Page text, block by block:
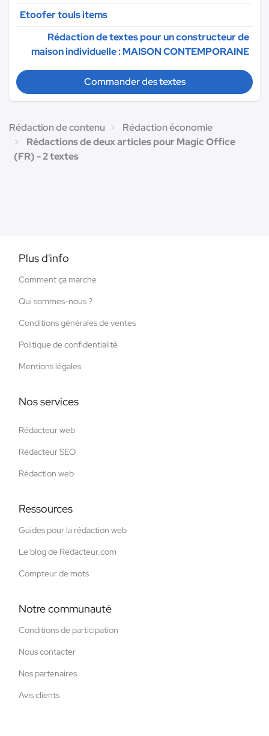
Etoofer touls items
Rédaction de textes pour un constructeur de
maison individuelle : MAISON CONTEMPORAINE
Commander des textes
Rédaction de contenu
Rédaction économie
Rédactions de deux articles pour Magic Office
(FR) - 2 textes
Plus d'info
Comment ça marche
Qui sommes-nous ?
Conditions générales de ventes
Politique de confidentialité
Mentions légales
Nos services
Rédacteur web
Rédacteur SEO
Rédaction web
Ressources
Guides pour la rédaction web
Le blog de Redacteur.com
Compteur de mots
Notre communauté
Conditions de participation
Nous contacter
Nos partenaires
Avis clients